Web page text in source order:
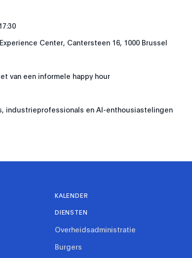
Center, Cantersteen 16, 1000 Brussel
van een informele happy hour
industrieprofessionals en AI-enthousiastelingen
KALENDER
DIENSTEN
Overheidsadministratie
Burgers